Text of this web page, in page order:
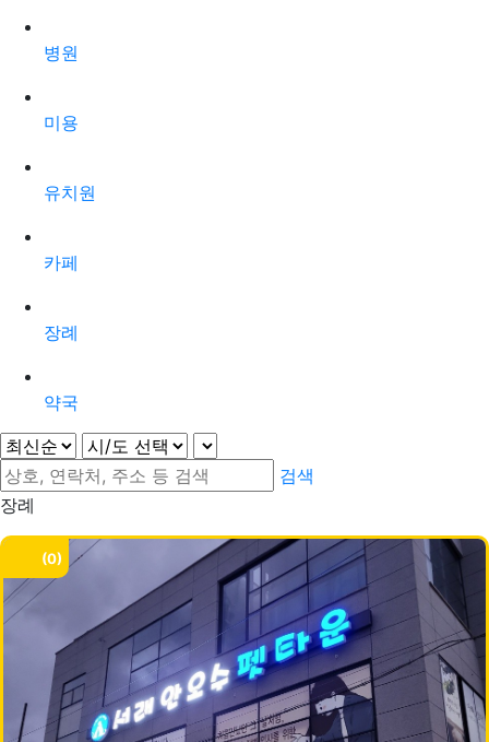
병원
미용
유치원
카페
장례
약국
검색
장례
0